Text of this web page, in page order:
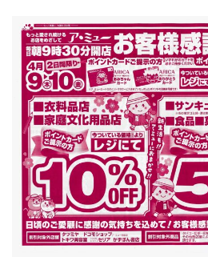
WEBチラシ アクセス
会社概要 求人情報